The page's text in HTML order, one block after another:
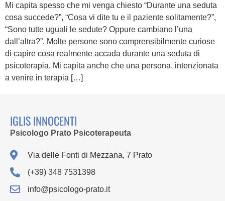
Mi capita spesso che mi venga chiesto “Durante una seduta
cosa succede?”, “Cosa vi dite tu e il paziente solitamente?”,
“Sono tutte uguali le sedute? Oppure cambiano l’una
dall’altra?”. Molte persone sono comprensibilmente curiose
di capire cosa realmente accada durante una seduta di
psicoterapia. Mi capita anche che una persona, intenzionata
a venire in terapia […]
IGLIS INNOCENTI
Psicologo Prato Psicoterapeuta
Via delle Fonti di Mezzana, 7 Prato
(+39) 348 7531398
info@psicologo-prato.it